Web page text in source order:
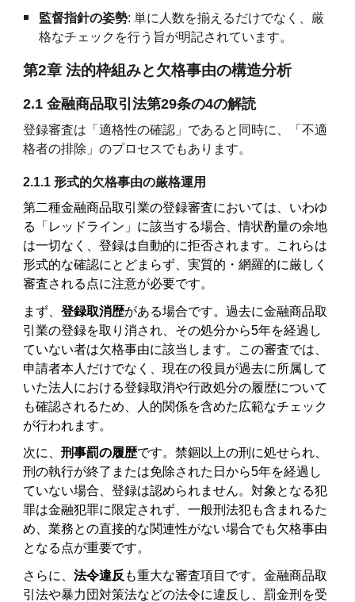
監督指針の姿勢: 単に人数を揃えるだけでなく、厳
格なチェックを行う旨が明記されています。
第2章 法的枠組みと欠格事由の構造分析
2.1 金融商品取引法第29条の4の解読
登録審査は「適格性の確認」であると同時に、「不適
格者の排除」のプロセスでもあります。
2.1.1 形式的欠格事由の厳格運用
第二種金融商品取引業の登録審査においては、いわゆ
る「レッドライン」に該当する場合、情状酌量の余地
は一切なく、登録は自動的に拒否されます。これらは
形式的な確認にとどまらず、実質的・網羅的に厳しく
審査される点に注意が必要です。
まず、登録取消歴がある場合です。過去に金融商品取
引業の登録を取り消され、その処分から5年を経過し
ていない者は欠格事由に該当します。この審査では、
申請者本人だけでなく、現在の役員が過去に所属して
いた法人における登録取消や行政処分の履歴について
も確認されるため、人的関係を含めた広範なチェック
が行われます。
次に、刑事罰の履歴です。禁錮以上の刑に処せられ、
刑の執行が終了または免除された日から5年を経過し
ていない場合、登録は認められません。対象となる犯
罪は金融犯罪に限定されず、一般刑法犯も含まれるた
め、業務との直接的な関連性がない場合でも欠格事由
となる点が重要です。
さらに、法令違反 も重大な審査項目です。金融商品取
引法や暴力団対策法などの法令に違反し、罰金刑を受